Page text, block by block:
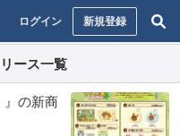
ログイン 新規登録
ース一覧
の新商